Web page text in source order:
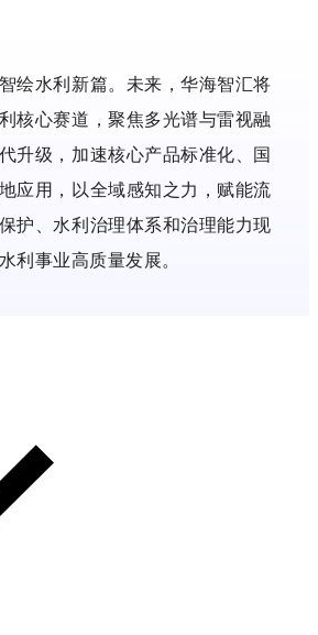
绘水利新篇。未来，华海智汇将
核心赛道，聚焦多光谱与雷视融
升级，加速核心产品标准化、国
应用，以全域感知之力，赋能流
护、水利治理体系和治理能力现
利事业高质量发展。